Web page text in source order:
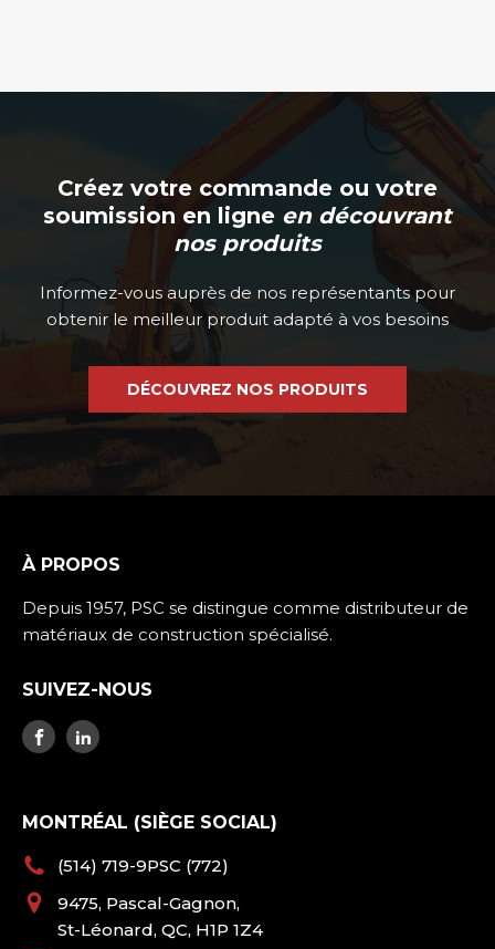
Créez votre commande ou votre
soumission en ligne en découvrant
nos produits
Informez-vous auprès de nos représentants pour
obtenir le meilleur produit adapté à vos besoins
DÉCOUVREZ NOS PRODUITS
À PROPOS
Depuis 1957, PSC se distingue comme distributeur de
matériaux de construction spécialisé.
SUIVEZ-NOUS
MONTRÉAL (SIÈGE SOCIAL)
(514) 719-9PSC (772)
9475, Pascal-Gagnon,
St-Léonard, QC, H1P 1Z4